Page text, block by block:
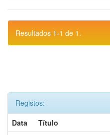
Resultados 1-1 de 1.
Registos:
Data
Título